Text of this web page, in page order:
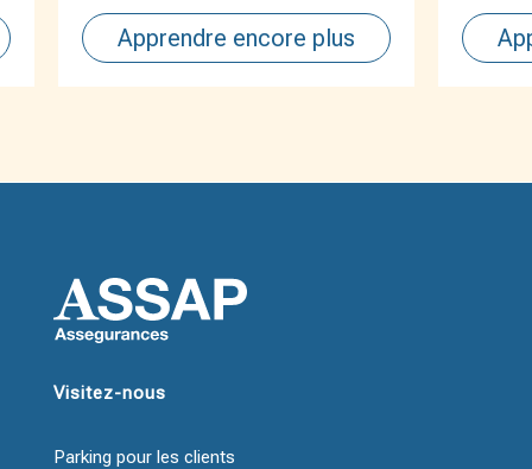
Apprendre encore plus
Visitez-nous
Parking pour les clients